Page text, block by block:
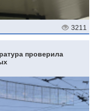
3211
проверила